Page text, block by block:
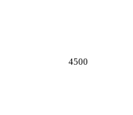
4500